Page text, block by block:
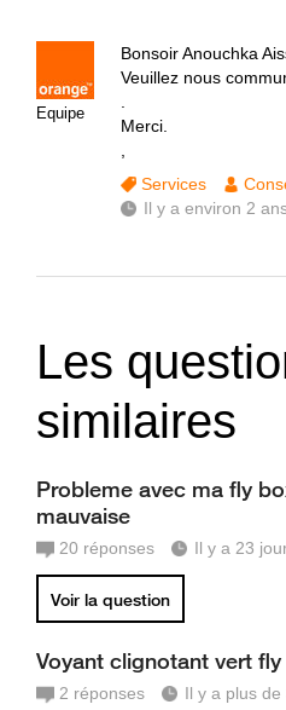
Equipe
Bonsoir Anouchka
Veuillez nous
Merci.
Services
Il y a environ 2
Les
similaires
Probleme avec ma fly
mauvaise
20 réponses Il y a 23
Voir la question
Voyant clignotant vert
2 réponses Il y a plus de